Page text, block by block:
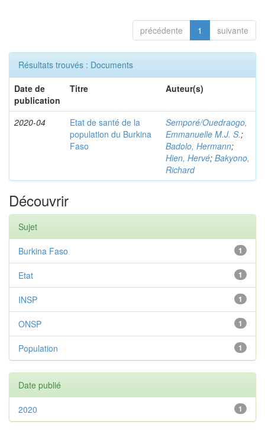
précédente 1 suivante
Résultats trouvés : Documents
Date de
publication
Titre Auteur(s)
2020-04
Etat de santé de la
population du Burkina
Faso
Semporé/Ouedraogo,
Emmanuelle M.J. S.;
Badolo, Hermann;
Hien, Hervé; Bakyono,
Richard
Découvrir
Sujet
1
Burkina Faso
1
Etat
1
INSP
1
ONSP
1
Population
Date publié
1
2020